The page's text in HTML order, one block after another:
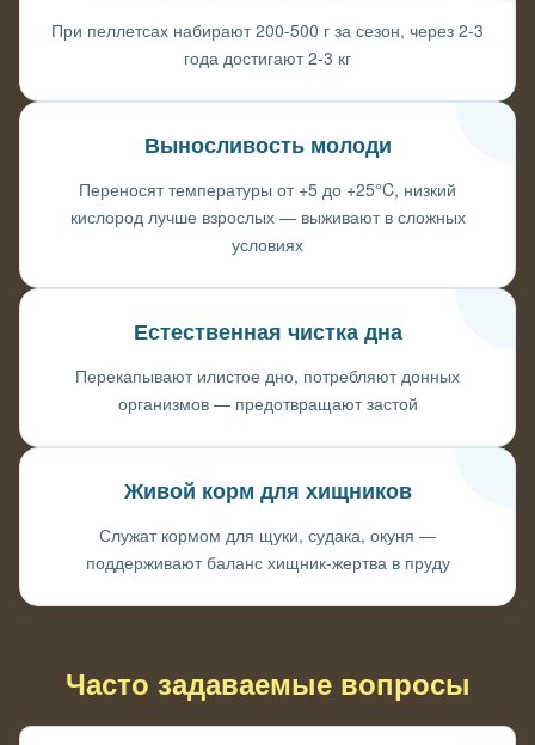
При пеллетсах набирают 200-500 г за сезон, через 2-3
года достигают 2-3 кг
Выносливость молоди
Переносят температуры от +5 до +25°C, низкий
кислород лучше взрослых — выживают в сложных
условиях
Естественная чистка дна
Перекапывают илистое дно, потребляют донных
организмов — предотвращают застой
Живой корм для хищников
Служат кормом для щуки, судака, окуня —
поддерживают баланс хищник-жертва в пруду
Часто задаваемые вопросы